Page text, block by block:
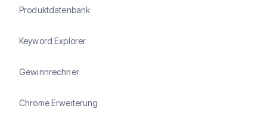
Produktdatenbank
Keyword Explorer
Gewinnrechner
Chrome Erweiterung